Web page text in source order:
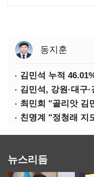
동지훈
김민석, 강원·대구
뉴스리듬